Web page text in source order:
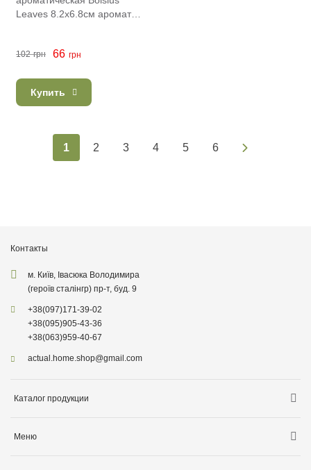
Leaves 8.2х6.8см аромат
102 грн 66 грн
Купить
1 2 3 4 5 6
Контакты
м. Київ, Івасюка Володимира
(героїв сталінгр) пр-т, буд. 9
+38(097)171-39-02
+38(095)905-43-36
+38(063)959-40-67
actual.home.shop@gmail.com
Каталог продукции
Меню